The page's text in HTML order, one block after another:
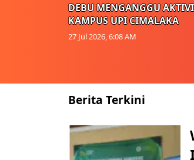
DEBU MENGANGGU
KAMPUS UPI CIMALAKA
27 Jul 2026, 6:08 AM
Berita Terkini